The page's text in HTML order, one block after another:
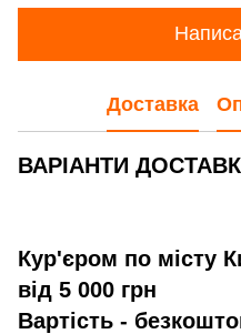
Доставка
ВАРІАНТИ
Кур'єром по місту
від 5 000 грн
Вартість -